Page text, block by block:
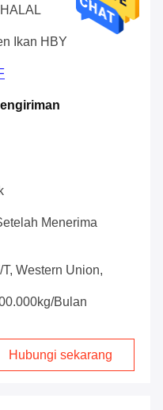
Ikan HBY
Menerima
T, Western Union,
bulan
Hubungi sekarang